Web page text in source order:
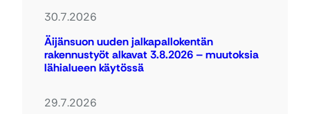
30.7.2026
Äijänsuon uuden jalkapallokentän
rakennustyöt alkavat 3.8.2026 – muutoksia
lähialueen käytössä
29.7.2026